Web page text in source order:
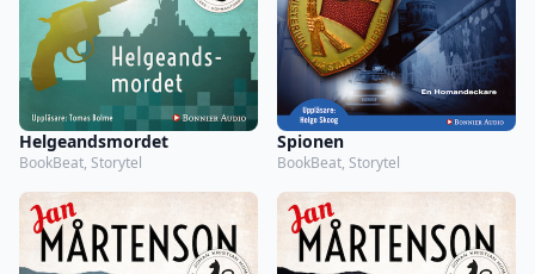
Helgeandsmordet
BookBeat, Storytel
Spionen
BookBeat, Storytel